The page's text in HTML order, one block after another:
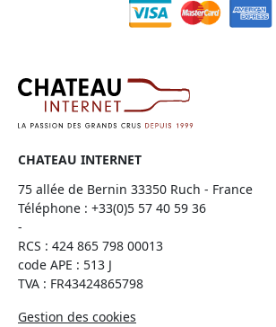
CHATEAU INTERNET
75 allée de Bernin 33350 Ruch - France
Téléphone : +33(0)5 57 40 59 36
-
RCS : 424 865 798 00013
code APE : 513 J
TVA : FR43424865798
Gestion des cookies